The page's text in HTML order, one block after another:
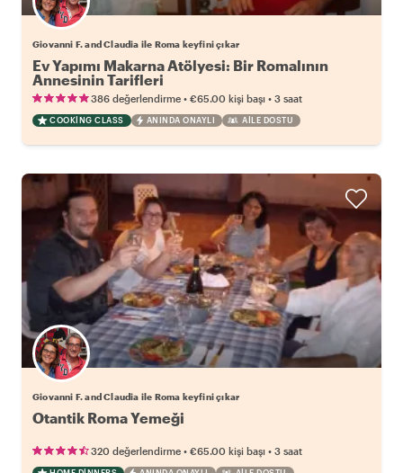
Giovanni F. and Claudia ile Roma keyfini çıkar
Ev Yapımı Makarna Atölyesi: Bir Romalının
Annesinin Tarifleri
386 değerlendirme • €65.00 kişi başı • 3 saat
COOKING CLASS ANINDA ONAYLI AILE DOSTU
Giovanni F. and Claudia ile Roma keyfini çıkar
Otantik Roma Yemeği
320 değerlendirme • €65.00 kişi başı • 3 saat